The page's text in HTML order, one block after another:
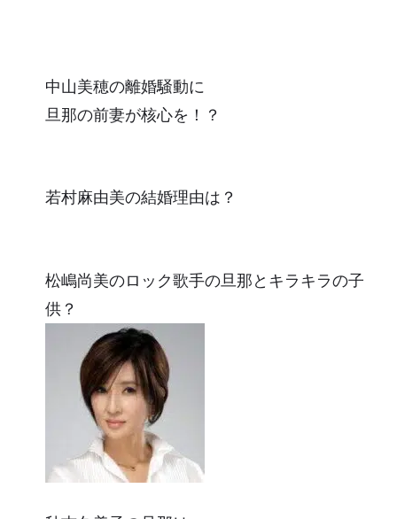
中山美穂の離婚騒動に
旦那の前妻が核心を！？
若村麻由美の結婚理由は？
松嶋尚美のロック歌手の旦那とキラキラの子
供？